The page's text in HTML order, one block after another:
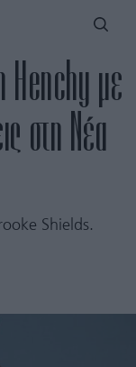
Henchy με
στη Νέα
Shields.